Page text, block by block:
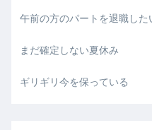
午前の方のパートを退職した
まだ確定しない夏休み
ギリギリ今を保っている